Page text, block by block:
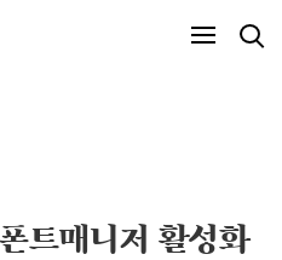
트매니저 활성화